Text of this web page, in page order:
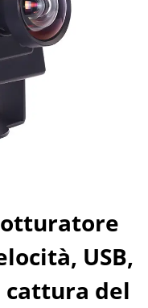
otturatore
USB,
del